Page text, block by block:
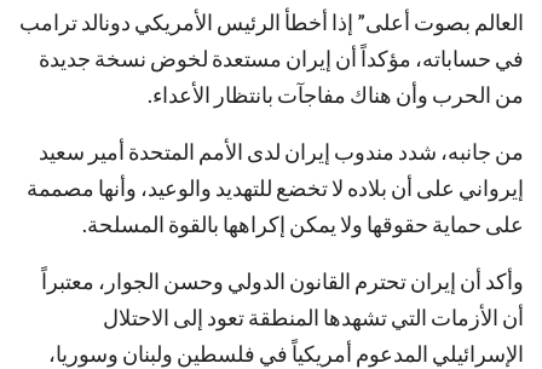
العالم بصوت أعلى” إذا أخطأ الرئيس الأمريكي دونالد ترامب
في حساباته، مؤكداً أن إيران مستعدة لخوض نسخة جديدة
من الحرب وأن هناك مفاجآت بانتظار الأعداء.
من جانبه، شدد مندوب إيران لدى الأمم المتحدة أمير سعيد
إيرواني على أن بلاده لا تخضع للتهديد والوعيد، وأنها مصممة
على حماية حقوقها ولا يمكن إكراهها بالقوة المسلحة.
وأكد أن إيران تحترم القانون الدولي وحسن الجوار، معتبراً
أن الأزمات التي تشهدها المنطقة تعود إلى الاحتلال
الإسرائيلي المدعوم أمريكياً في فلسطين ولبنان وسوريا،